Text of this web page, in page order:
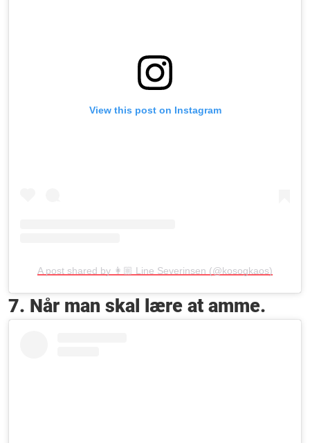
View this post on Instagram
A post shared by 👩🏼 Line Severinsen (@kosogkaos)
7. Når man skal lære at amme.